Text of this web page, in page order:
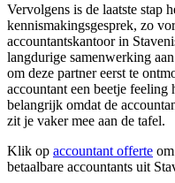
Vervolgens is de laatste stap
kennismakingsgesprek, zo
accountantskantoor in
langdurige samenwerking
om deze partner eerst te
accountant een beetje
belangrijk omdat de
zit je vaker mee aan de tafel.
Klik op accountant offerte
betaalbare accountants uit